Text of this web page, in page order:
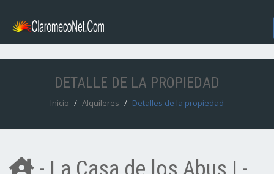
DETALLE DE LA PROPIEDAD
Inicio Alquileres Detalles de la propiedad